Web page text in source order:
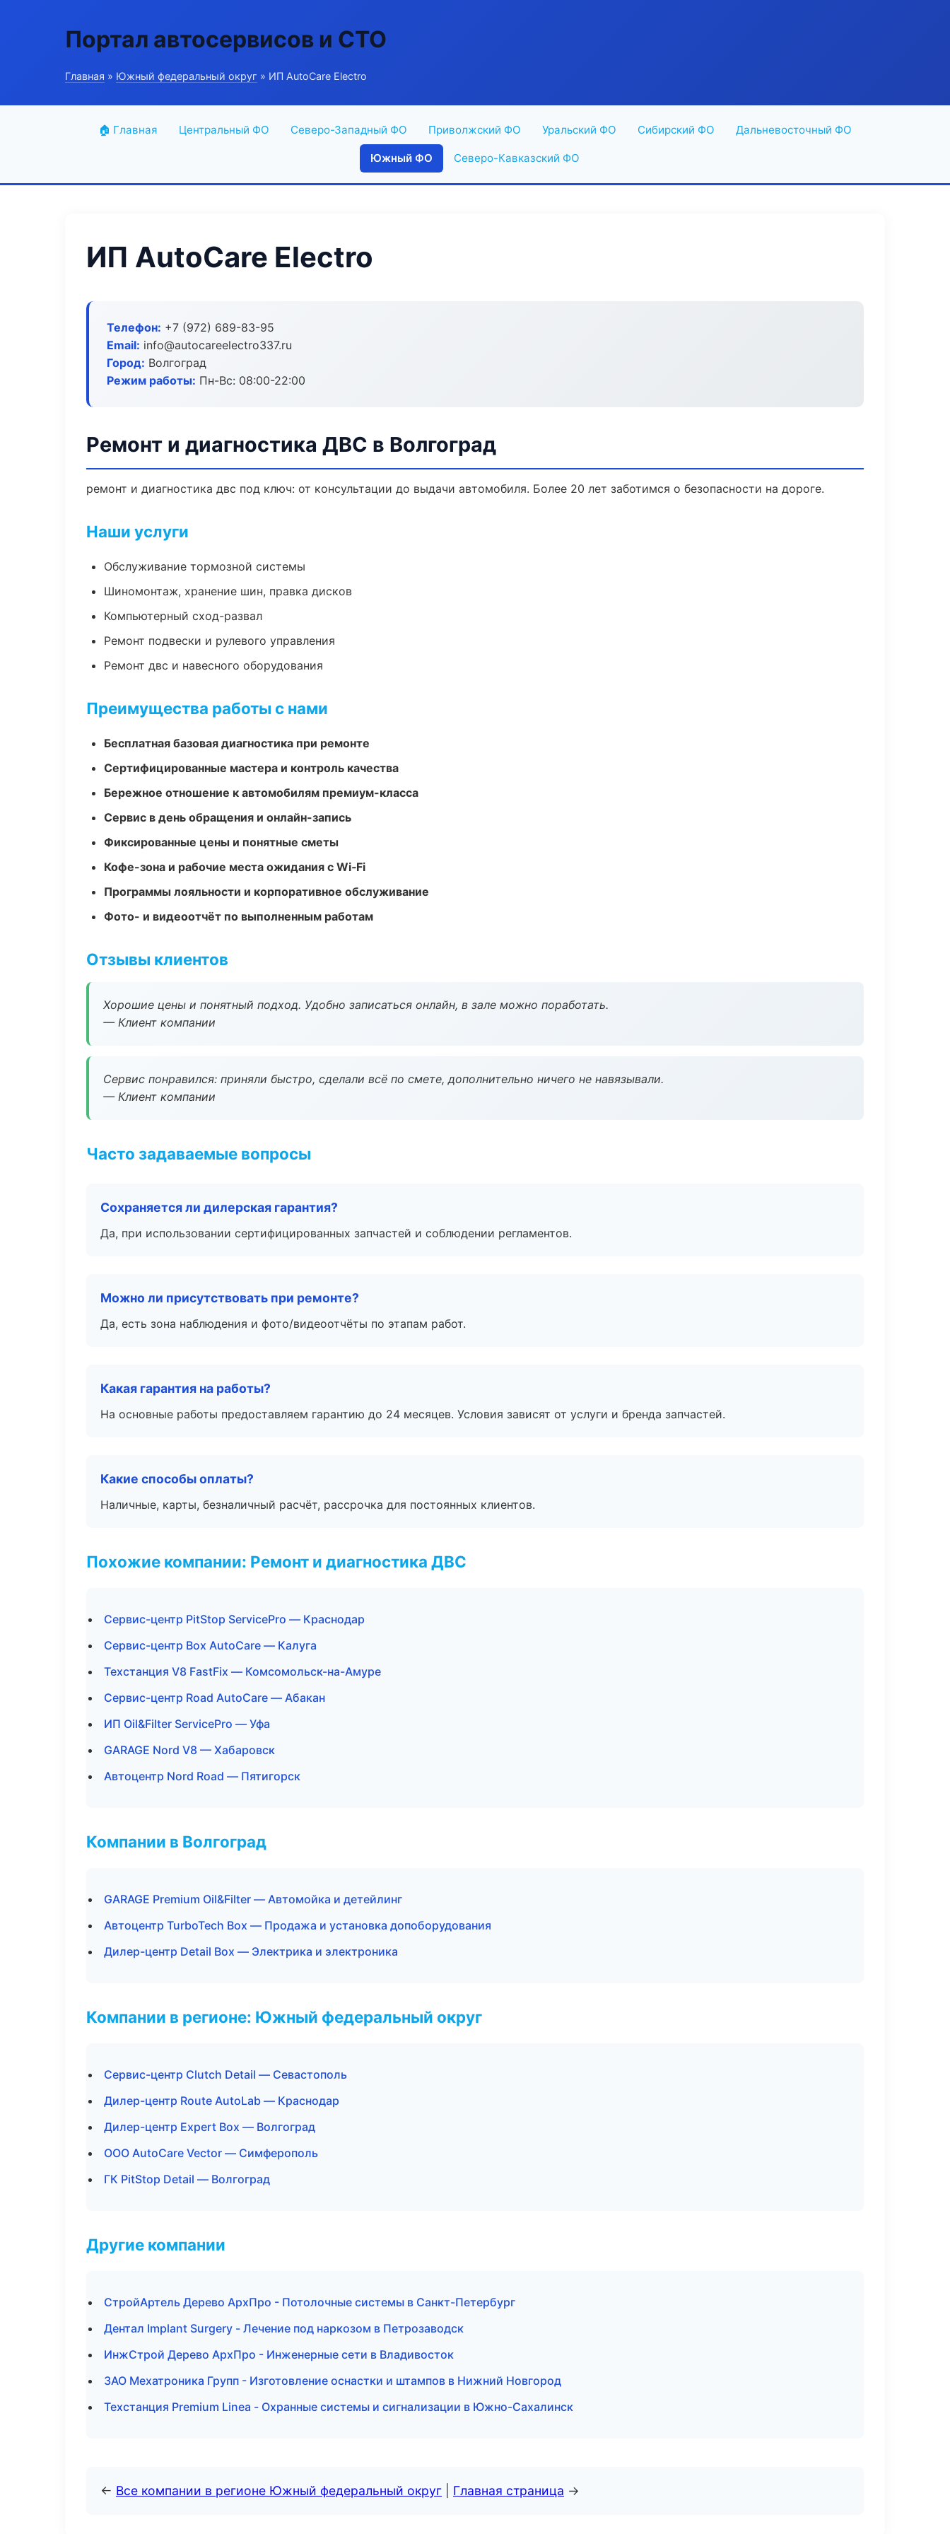
Портал автосервисов и СТО
Главная » Южный федеральный округ » ИП AutoCare Electro
🏠 Главная Центральный ФО Северо-Западный ФО Приволжский ФО Уральский ФО Сибирский ФО Дальневосточный ФО
Южный ФО Северо-Кавказский ФО
ИП AutoCare Electro
Телефон: +7 (972) 689-83-95
Email: info@autocareelectro337.ru
Город: Волгоград
Режим работы: Пн-Вс: 08:00-22:00
Ремонт и диагностика ДВС в Волгоград
ремонт и диагностика двс под ключ: от консультации до выдачи автомобиля. Более 20 лет заботимся о безопасности на дороге.
Наши услуги
Обслуживание тормозной системы
Шиномонтаж, хранение шин, правка дисков
Компьютерный сход-развал
Ремонт подвески и рулевого управления
Ремонт двс и навесного оборудования
Преимущества работы с нами
Бесплатная базовая диагностика при ремонте
Сертифицированные мастера и контроль качества
Бережное отношение к автомобилям премиум-класса
Сервис в день обращения и онлайн-запись
Фиксированные цены и понятные сметы
Кофе-зона и рабочие места ожидания с Wi‑Fi
Программы лояльности и корпоративное обслуживание
Фото- и видеоотчёт по выполненным работам
Отзывы клиентов
Хорошие цены и понятный подход. Удобно записаться онлайн, в зале можно поработать.
— Клиент компании
Сервис понравился: приняли быстро, сделали всё по смете, дополнительно ничего не навязывали.
— Клиент компании
Часто задаваемые вопросы
Сохраняется ли дилерская гарантия?
Да, при использовании сертифицированных запчастей и соблюдении регламентов.
Можно ли присутствовать при ремонте?
Да, есть зона наблюдения и фото/видеоотчёты по этапам работ.
Какая гарантия на работы?
На основные работы предоставляем гарантию до 24 месяцев. Условия зависят от услуги и бренда запчастей.
Какие способы оплаты?
Наличные, карты, безналичный расчёт, рассрочка для постоянных клиентов.
Похожие компании: Ремонт и диагностика ДВС
Сервис-центр PitStop ServicePro — Краснодар
Сервис-центр Box AutoCare — Калуга
Техстанция V8 FastFix — Комсомольск-на-Амуре
Сервис-центр Road AutoCare — Абакан
ИП Oil&Filter ServicePro — Уфа
GARAGE Nord V8 — Хабаровск
Автоцентр Nord Road — Пятигорск
Компании в Волгоград
GARAGE Premium Oil&Filter — Автомойка и детейлинг
Автоцентр TurboTech Box — Продажа и установка допоборудования
Дилер-центр Detail Box — Электрика и электроника
Компании в регионе: Южный федеральный округ
Сервис-центр Clutch Detail — Севастополь
Дилер-центр Route AutoLab — Краснодар
Дилер-центр Expert Box — Волгоград
ООО AutoCare Vector — Симферополь
ГК PitStop Detail — Волгоград
Другие компании
СтройАртель Дерево АрхПро - Потолочные системы в Санкт-Петербург
Дентал Implant Surgery - Лечение под наркозом в Петрозаводск
ИнжСтрой Дерево АрхПро - Инженерные сети в Владивосток
ЗАО Мехатроника Групп - Изготовление оснастки и штампов в Нижний Новгород
Техстанция Premium Linea - Охранные системы и сигнализации в Южно-Сахалинск
← Все компании в регионе Южный федеральный округ Главная страница →